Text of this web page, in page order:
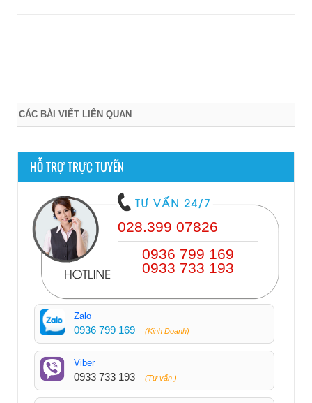
CÁC BÀI VIẾT LIÊN QUAN
HỖ TRỢ TRỰC TUYẾN
028.399 07826
0936 799 169
0933 733 193
Zalo
0936 799 169 (Kinh Doanh)
Viber
0933 733 193 (Tư vấn )